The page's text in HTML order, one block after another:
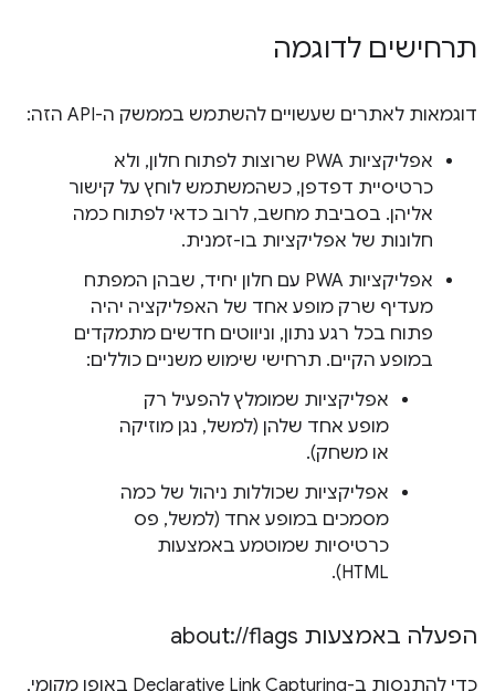
תרחישים לדוגמה
דוגמאות לאתרים שעשויים להשתמש בממשק ה-API הזה:
אפליקציות PWA שרוצות לפתוח חלון, ולא
כרטיסיית דפדפן, כשהמשתמש לוחץ על קישור
אליהן. בסביבת מחשב, לרוב כדאי לפתוח כמה
חלונות של אפליקציות בו-זמנית.
אפליקציות PWA עם חלון יחיד, שבהן המפתח
מעדיף שרק מופע אחד של האפליקציה יהיה
פתוח בכל רגע נתון, וניווטים חדשים מתמקדים
במופע הקיים. תרחישי שימוש משניים כוללים:
אפליקציות שמומלץ להפעיל רק
מופע אחד שלהן (למשל, נגן מוזיקה
או משחק).
אפליקציות שכוללות ניהול של כמה
מסמכים במופע אחד (למשל, פס
כרטיסיות שמוטמע באמצעות
HTML).
הפעלה באמצעות about: //flags
כדי להתנסות ב-Declarative Link Capturing באופן מקומי,